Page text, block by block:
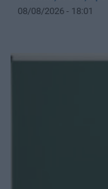
08/08/2026 - 18:01